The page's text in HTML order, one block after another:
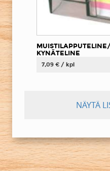
KYNÄTELINE
7,09 € / kpl
NÄYTÄ